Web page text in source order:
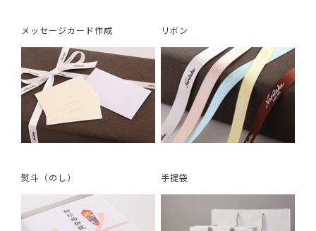
メッセージカード作成 リボン
熨斗（のし） 手提袋